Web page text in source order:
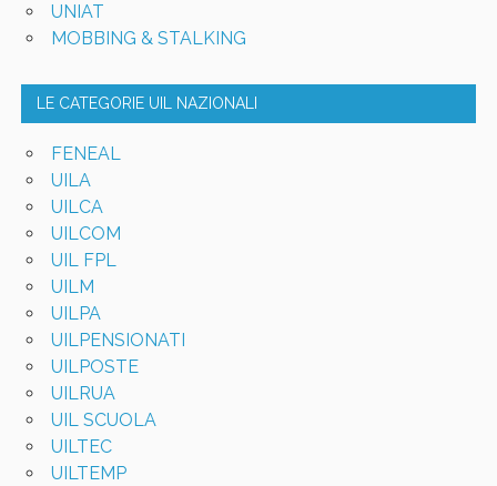
UNIAT
MOBBING & STALKING
LE CATEGORIE UIL NAZIONALI
FENEAL
UILA
UILCA
UILCOM
UIL FPL
UILM
UILPA
UILPENSIONATI
UILPOSTE
UILRUA
UIL SCUOLA
UILTEC
UILTEMP